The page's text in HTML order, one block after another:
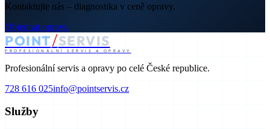
Kontaktujte nás – diagnostika v ceně opravy.
Objednat opravu
POINT/SERVIS
PROFESIONÁLNÍ SERVIS A OPRAVY
Profesionální servis a opravy po celé České republice.
728 616 025info@pointservis.cz
Služby